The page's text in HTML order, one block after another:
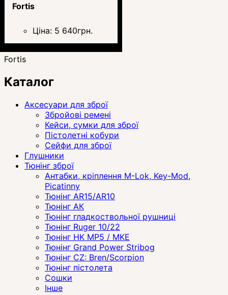
Fortis
Ціна: 5 640грн.
Fortis
Каталог
Аксесуари для зброї
Збройові ремені
Кейси, сумки для зброї
Пістолетні кобури
Сейфи для зброї
Глушники
Тюнінг зброї
Антабки, кріплення M-Lok, Key-Mod,
Picatinny
Тюнінг AR15/AR10
Тюнінг АК
Тюнінг гладкоствольної рушниці
Тюнінг Ruger 10/22
Тюнінг HK MP5 / MKE
Тюнінг Grand Power Stribog
Тюнінг CZ: Bren/Scorpion
Тюнінг пістолета
Сошки
Інше